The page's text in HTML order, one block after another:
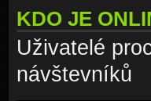
KDO JE
Uživatelé
návštevníků